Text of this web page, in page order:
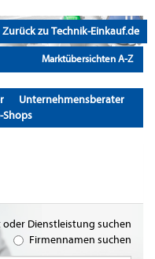
Zurück zu Technik-Einkauf.de
Marktübersichten A-Z
Unternehmensberater
Shops
Dienstleistung suchen
Firmennamen suchen